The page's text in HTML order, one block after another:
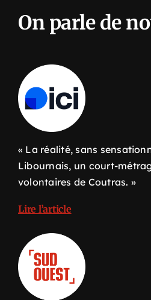
On parle de
« La réalité, sans
Libournais, un court-
volontaires de Coutras. »
Lire l’article